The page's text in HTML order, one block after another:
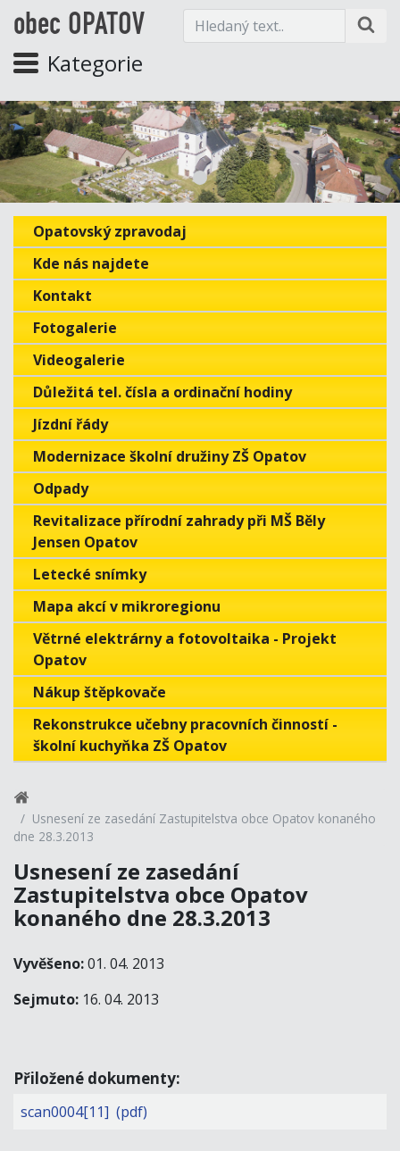
obec OPATOV
Kategorie
Opatovský zpravodaj
Kde nás najdete
Kontakt
Fotogalerie
Videogalerie
Důležitá tel. čísla a ordinační hodiny
Jízdní řády
Modernizace školní družiny ZŠ Opatov
Odpady
Revitalizace přírodní zahrady při MŠ Běly
Jensen Opatov
Letecké snímky
Mapa akcí v mikroregionu
Větrné elektrárny a fotovoltaika - Projekt
Opatov
Nákup štěpkovače
Rekonstrukce učebny pracovních činností -
školní kuchyňka ZŠ Opatov
Usnesení ze zasedání Zastupitelstva obce Opatov konaného
dne 28.3.2013
Usnesení ze zasedání
Zastupitelstva obce Opatov
konaného dne 28.3.2013
Vyvěšeno:01. 04. 2013
Sejmuto: 16. 04. 2013
Přiložené dokumenty:
scan0004[11] (pdf)